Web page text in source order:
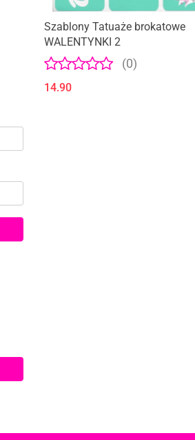
Szablony Tatuaże brokatowe
WALENTYNKI 2
(0)
14.90